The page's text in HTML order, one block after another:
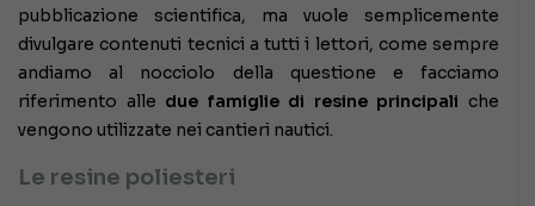
pubblicazione scientifica, ma vuole semplicemente
divulgare contenuti tecnici a tutti i lettori, come sempre
andiamo al nocciolo della questione e facciamo
riferimento alle due famiglie di resine principali che
vengono utilizzate nei cantieri nautici.
Le resine poliesteri